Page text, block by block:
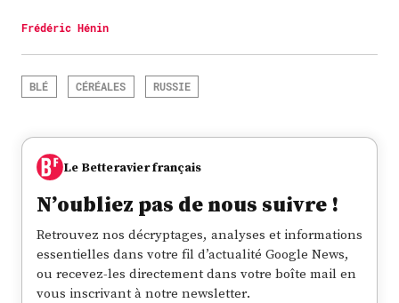
Frédéric Hénin
BLÉ CÉRÉALES RUSSIE
Le Betteravier français
N’oubliez pas de nous suivre !
Retrouvez nos décryptages, analyses et informations
essentielles dans votre fil d’actualité Google News,
ou recevez-les directement dans votre boîte mail en
vous inscrivant à notre newsletter.